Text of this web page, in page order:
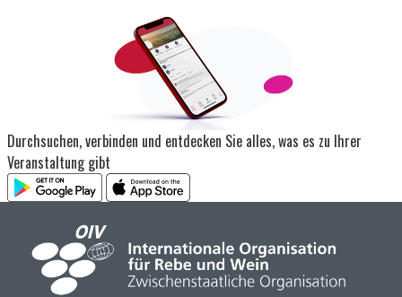
Durchsuchen, verbinden und entdecken Sie alles, was es zu Ihrer
Veranstaltung gibt